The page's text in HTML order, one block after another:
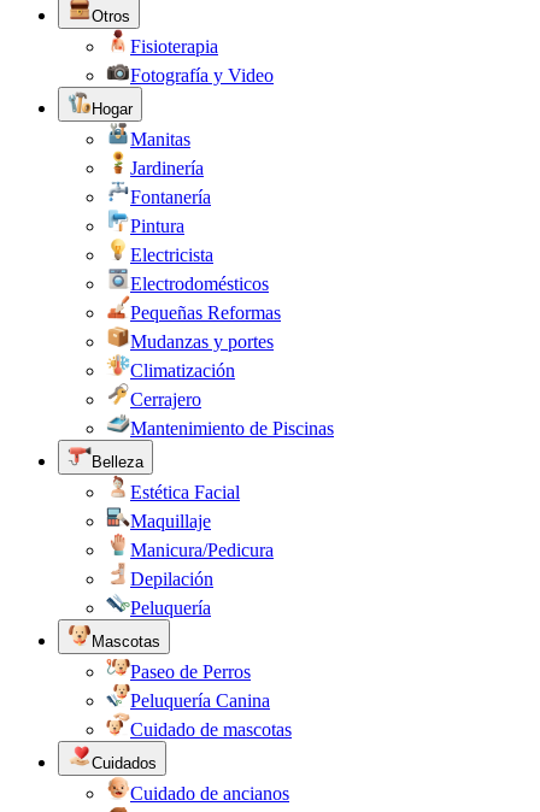
Otros
Fisioterapia
Fotografía y Video
Hogar
Manitas
Jardinería
Fontanería
Pintura
Electricista
Electrodomésticos
Pequeñas Reformas
Mudanzas y portes
Climatización
Cerrajero
Mantenimiento de Piscinas
Belleza
Estética Facial
Maquillaje
Manicura/Pedicura
Depilación
Peluquería
Mascotas
Paseo de Perros
Peluquería Canina
Cuidado de mascotas
Cuidados
Cuidado de ancianos